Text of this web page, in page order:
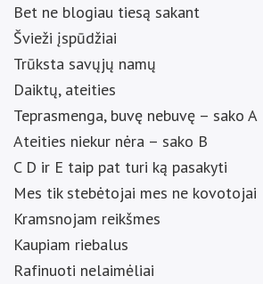
Bet ne blogiau tiesą sakant
Švieži įspūdžiai
Trūksta savųjų namų
Daiktų, ateities
Teprasmenga, buvę nebuvę – sako A
Ateities niekur nėra – sako B
C D ir E taip pat turi ką pasakyti
Mes tik stebėtojai mes ne kovotojai
Kramsnojam reikšmes
Kaupiam riebalus
Rafinuoti nelaimėliai